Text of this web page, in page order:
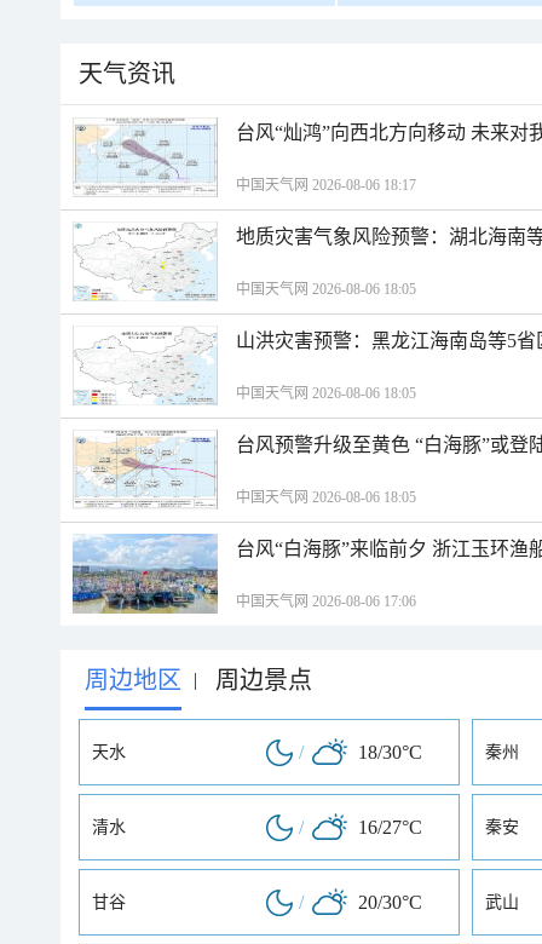
天气资讯
台风“灿鸿”向西北方向移动 未来对
中国天气网 2026-08-06 18:17
地质灾害气象风险预警：湖北海南
中国天气网 2026-08-06 18:05
山洪灾害预警：黑龙江海南岛等5
中国天气网 2026-08-06 18:05
台风预警升级至黄色 “白海豚”或登
中国天气网 2026-08-06 18:05
台风“白海豚”来临前夕 浙江玉环渔
中国天气网 2026-08-06 17:06
周边地区 | 周边景点
天水 / 18/30°C 秦州
清水 / 16/27°C 秦安
甘谷 / 20/30°C 武山